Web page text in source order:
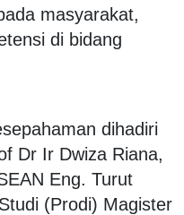
masyarakat,
di bidang
dihadiri
Dr Ir Dwiza Riana,
Eng. Turut
(Prodi) Magister